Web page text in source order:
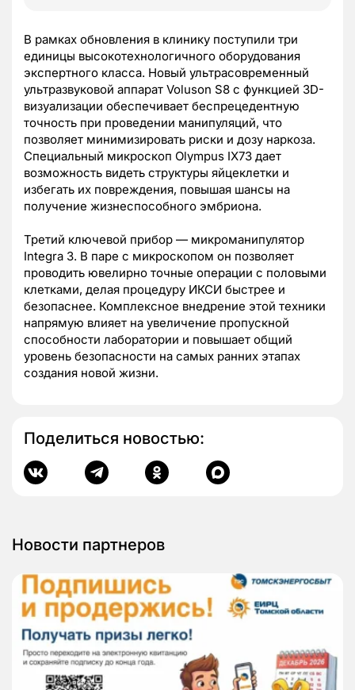
В рамках обновления в клинику поступили три
единицы высокотехнологичного оборудования
экспертного класса. Новый ультрасовременный
ультразвуковой аппарат Voluson S8 с функцией 3D-
визуализации обеспечивает беспрецедентную
точность при проведении манипуляций, что
позволяет минимизировать риски и дозу наркоза.
Специальный микроскоп Olympus IX73 дает
возможность видеть структуры яйцеклетки и
избегать их повреждения, повышая шансы на
получение жизнеспособного эмбриона.
Третий ключевой прибор — микроманипулятор
Integra 3. В паре с микроскопом он позволяет
проводить ювелирно точные операции с половыми
клетками, делая процедуру ИКСИ быстрее и
безопаснее. Комплексное внедрение этой техники
напрямую влияет на увеличение пропускной
способности лаборатории и повышает общий
уровень безопасности на самых ранних этапах
создания новой жизни.
Поделиться новостью:
Новости партнеров